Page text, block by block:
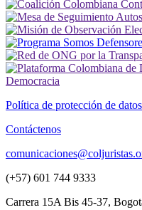
Política de protección de datos
Contáctenos
(+57) 601 744 9333
Carrera 15A Bis 45-37,